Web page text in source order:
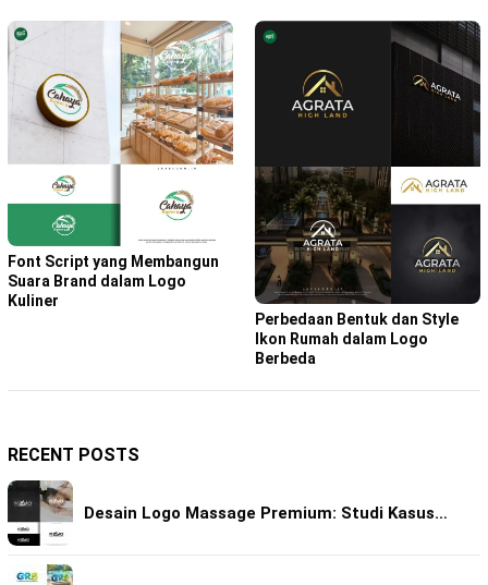
Font Script yang Membangun
Suara Brand dalam Logo
Kuliner
Perbedaan Bentuk dan Style
Ikon Rumah dalam Logo
Berbeda
RECENT POSTS
Desain Logo Massage Premium: Studi Kasus…